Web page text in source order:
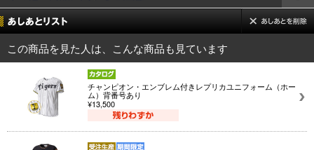
この商品を見た人は、こんな商品も見ています
チャンピオン・エンブレム付きレプリカユニフォーム（ホー
ム）背番号あり
¥13,500